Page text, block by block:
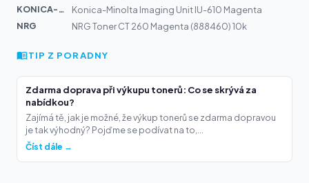
KONICA-MIN...
Konica-Minolta Imaging Unit IU-610 Magenta
NRG
NRG Toner CT 260 Magenta (888460) 10k
TIP Z PORADNY
Zdarma doprava při výkupu tonerů: Co se skrývá za
nabídkou?
Zajímá tě, jak je možné, že výkup tonerů se zdarma dopravou
je tak výhodný? Pojďme se podívat na to,...
Číst dále →